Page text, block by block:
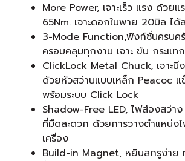
More Power, เจาะเร็ว แรง ด้วย
65Nm. เจาะดอกใบพาย 20มิล ได้
3-Mode Function,ฟังก์ชั่นครบค
ครอบคลุมทุกงาน เจาะ ขัน กระแทก
ClickLock Metal Chuck, เจาะ
ด้วยหัวสว่านแบบเหล็ก Peacoc
พร้อมระบบ Click Lock
Shadow-Free LED, ไฟส่องสว่าง
ที่มืดสะดวก ด้วยการวางตำแหน่ง
เครื่อง
Build-in Magnet, หยิบสกรูง่าย